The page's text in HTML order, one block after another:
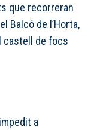
que recorreran
Balcó de l’Horta,
castell de focs
a